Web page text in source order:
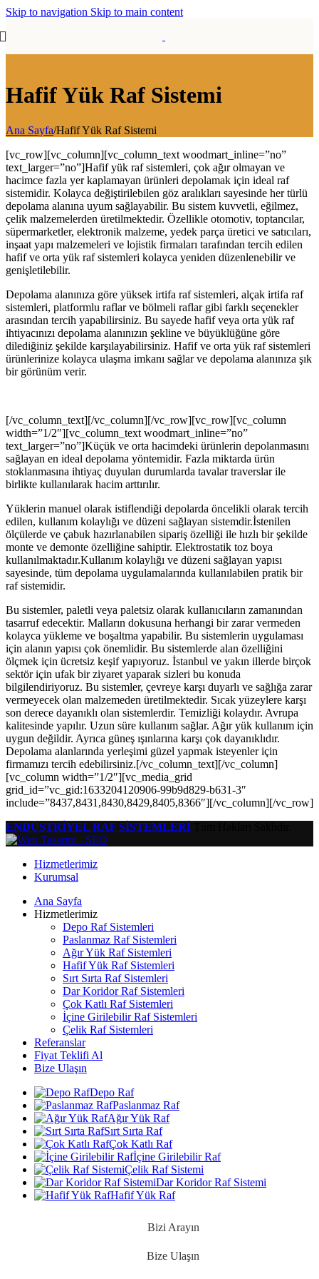
Skip to navigation Skip to main content
Hafif Yük Raf Sistemi
Ana Sayfa/Hafif Yük Raf Sistemi
[vc_row][vc_column][vc_column_text woodmart_inline=”no”
text_larger=”no”]Hafif yük raf sistemleri, çok ağır olmayan ve
hacimce fazla yer kaplamayan ürünleri depolamak için ideal raf
sistemidir. Kolayca değiştirilebilen göz aralıkları sayesinde her türlü
depolama alanına uyum sağlayabilir. Bu sistem kuvvetli, eğilmez,
çelik malzemelerden üretilmektedir. Özellikle otomotiv, toptancılar,
süpermarketler, elektronik malzeme, yedek parça üretici ve satıcıları,
inşaat yapı malzemeleri ve lojistik firmaları tarafından tercih edilen
hafif ve orta yük raf sistemleri kolayca yeniden düzenlenebilir ve
genişletilebilir.
Depolama alanınıza göre yüksek irtifa raf sistemleri, alçak irtifa raf
sistemleri, platformlu raflar ve bölmeli raflar gibi farklı seçenekler
arasından tercih yapabilirsiniz. Bu sayede hafif veya orta yük raf
ihtiyacınızı depolama alanınızın şekline ve büyüklüğüne göre
dilediğiniz şekilde karşılayabilirsiniz. Hafif ve orta yük raf sistemleri
ürünlerinize kolayca ulaşma imkanı sağlar ve depolama alanınıza şık
bir görünüm verir.
[/vc_column_text][/vc_column][/vc_row][vc_row][vc_column
width=”1/2″][vc_column_text woodmart_inline=”no”
text_larger=”no”]Küçük ve orta hacimdeki ürünlerin depolanmasını
sağlayan en ideal depolama yöntemidir. Fazla miktarda ürün
stoklanmasına ihtiyaç duyulan durumlarda tavalar traverslar ile
birlikte kullanılarak hacim arttırılır.
Yüklerin manuel olarak istiflendiği depolarda öncelikli olarak tercih
edilen, kullanım kolaylığı ve düzeni sağlayan sistemdir.İstenilen
ölçülerde ve çabuk hazırlanabilen sipariş özelliği ile hızlı bir şekilde
monte ve demonte özelliğine sahiptir. Elektrostatik toz boya
kullanılmaktadır.Kullanım kolaylığı ve düzeni sağlayan yapısı
sayesinde, tüm depolama uygulamalarında kullanılabilen pratik bir
raf sistemidir.
Bu sistemler, paletli veya paletsiz olarak kullanıcıların zamanından
tasarruf edecektir. Malların dokusuna herhangi bir zarar vermeden
kolayca yükleme ve boşaltma yapabilir. Bu sistemlerin uygulaması
için alanın yapısı çok önemlidir. Bu sistemlerde alan özelliğini
ölçmek için ücretsiz keşif yapıyoruz. İstanbul ve yakın illerde birçok
sektör için ufak bir ziyaret yaparak sizleri bu konuda
bilgilendiriyoruz. Bu sistemler, çevreye karşı duyarlı ve sağlığa zarar
vermeyecek olan malzemeden üretilmektedir. Sıcak yüzeylere karşı
son derece dayanıklı olan sistemlerdir. Temizliği kolaydır. Avrupa
kalitesinde yapılır. Uzun süre kullanım sağlar. Ağır yük kullanım için
uygun değildir. Ayrıca güneş ışınlarına karşı çok dayanıklıdır.
Depolama alanlarında yerleşimi güzel yapmak isteyenler için
firmamızı tercih edebilirsiniz.[/vc_column_text][/vc_column]
[vc_column width=”1/2″][vc_media_grid
grid_id=”vc_gid:1633204120906-99b9d829-b631-3″
include=”8437,8431,8430,8429,8405,8366″][/vc_column][/vc_row]
ENDÜSTRİYEL RAF SİSTEMLERİ
Hizmetlerimiz
Kurumsal
Ana Sayfa
Hizmetlerimiz
Depo Raf Sistemleri
Paslanmaz Raf Sistemleri
Ağır Yük Raf Sistemleri
Hafif Yük Raf Sistemleri
Sırt Sırta Raf Sistemleri
Dar Koridor Raf Sistemleri
Çok Katlı Raf Sistemleri
İçine Girilebilir Raf Sistemleri
Çelik Raf Sistemleri
Referanslar
Fiyat Teklifi Al
Bize Ulaşın
Depo Raf
Paslanmaz Raf
Ağır Yük Raf
Sırt Sırta Raf
Çok Katlı Raf
İçine Girilebilir Raf
Çelik Raf Sistemi
Dar Koridor Raf Sistemi
Hafif Yük Raf
Bizi Arayın
Bize Ulaşın